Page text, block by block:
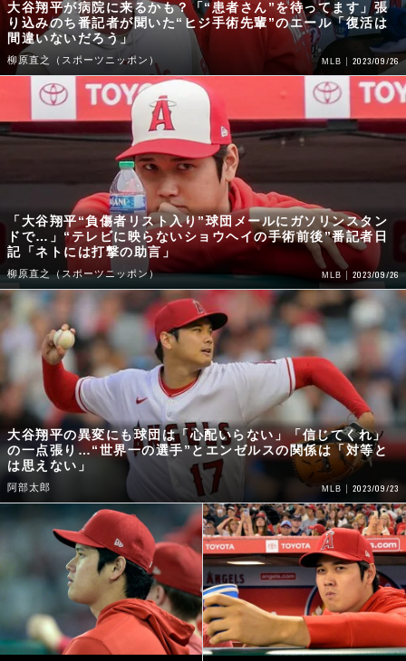
大谷翔平が病院に来るかも？「“患者さん”を待ってます」張
り込みのち番記者が聞いた“ヒジ手術先輩”のエール「復活は
間違いないだろう」
柳原直之（スポーツニッポン） MLB 2023/09/26
「大谷翔平“負傷者リスト入り”球団メールにガソリンスタン
ドで…」“テレビに映らないショウヘイの手術前後”番記者日
記「ネトには打撃の助言」
柳原直之（スポーツニッポン） MLB 2023/09/26
大谷翔平の異変にも球団は「心配いらない」「信じてくれ」
の一点張り…“世界一の選手”とエンゼルスの関係は「対等と
は思えない」
阿部太郎 MLB 2023/09/23